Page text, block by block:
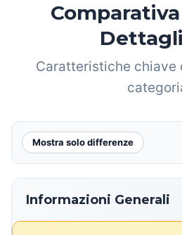
Caratteristiche chiave
Mostra solo differenze
Informazioni Generali